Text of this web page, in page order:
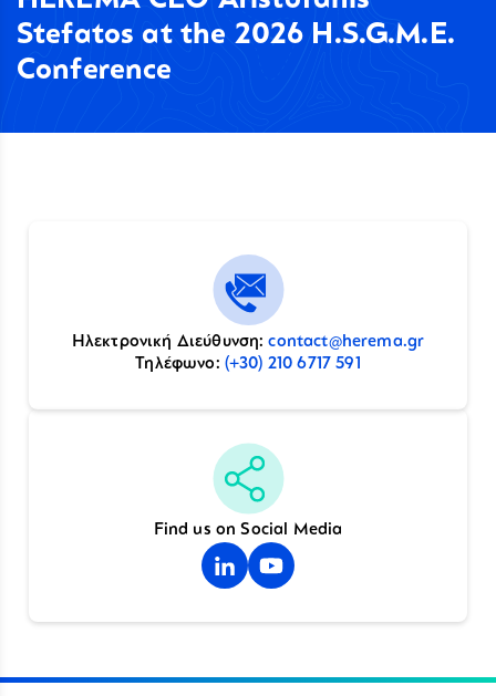
Stefatos at the 2026 H.S.G.M.E.
Conference
Ηλεκτρονική Διεύθυνση:contact@herema.gr
Τηλέφωνο: (+30) 210 6717 591
Find us on Social Media